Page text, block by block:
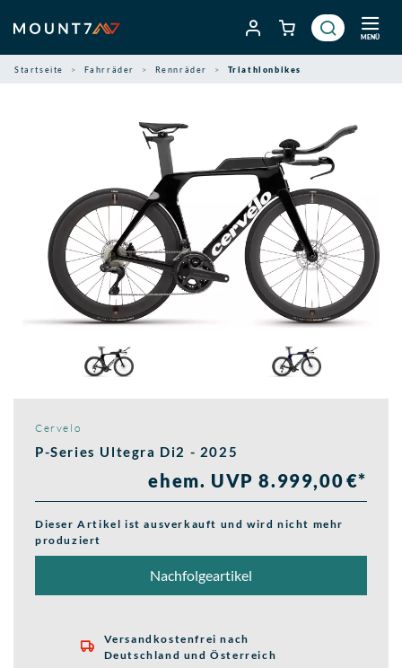
Inhalt
springen
MENÜ
Startseite Fahrräder Rennräder Triathlonbikes
Cervelo
P-Series Ultegra Di2 - 2025
ehem. UVP 8.999,00 €*
Dieser Artikel ist ausverkauft und wird nicht mehr
produziert
Nachfolgeartikel

Versandkostenfrei nach
Deutschland und Österreich